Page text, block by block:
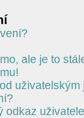
ale je to
uživatelským
odkaz